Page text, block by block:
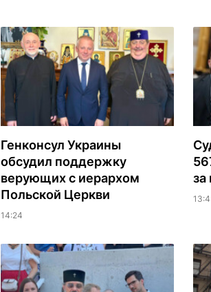
Генконсул Украины
обсудил поддержку
верующих с иерархом
Польской Церкви
14:24
за